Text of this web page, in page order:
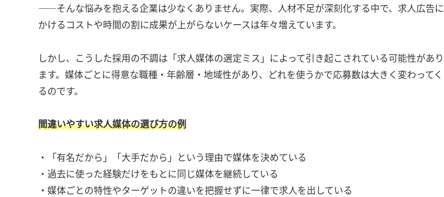
――そんな悩みを抱える企業は少なくありません。実際、人材不足が深刻化する中で、求人広告に
かけるコストや時間の割に成果が上がらないケースは年々増えています。
しかし、こうした採用の不調は「求人媒体の選定ミス」によって引き起こされている可能性があり
ます。媒体ごとに得意な職種・年齢層・地域性があり、どれを使うかで応募数は大きく変わってく
るのです。
間違いやすい求人媒体の選び方の例
・「有名だから」「大手だから」という理由で媒体を決めている
・過去に使った経験だけをもとに同じ媒体を継続している
・媒体ごとの特性やターゲットの違いを把握せずに一律で求人を出している